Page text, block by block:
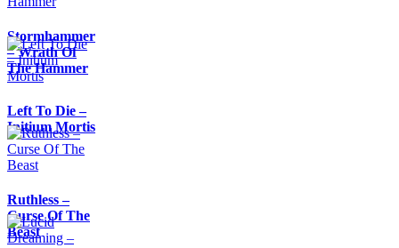
Stormhammer
– Wrath Of
The Hammer
Left To Die –
Initium Mortis
Ruthless –
Curse Of The
Beast